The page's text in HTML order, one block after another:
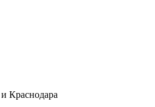
Краснодара